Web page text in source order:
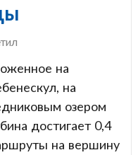
на
на
озером
достигает 0,4
на вершину